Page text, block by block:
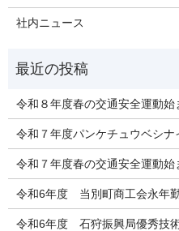
社内ニュース
令和８年度春の交通安全運動始
令和７年度パンケチュウベシナ
令和７年度春の交通安全運動始
令和6年度 当別町商工会永年
令和6年度 石狩振興局優秀技